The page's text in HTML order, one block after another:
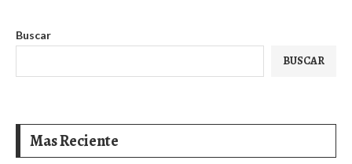
Buscar
BUSCAR
Mas Reciente